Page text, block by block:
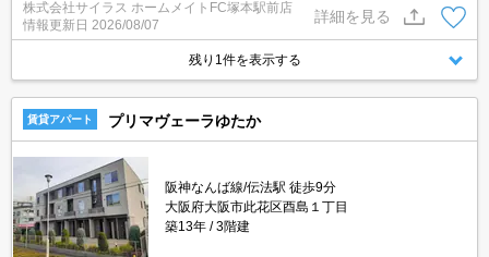
株式会社サイラス ホームメイトFC塚本駅前店
情報更新日 2026/08/07
詳細を見る
残り1件を表示する
賃貸アパート プリマヴェーラゆたか
阪神なんば線/伝法駅 徒歩9分
大阪府大阪市此花区酉島１丁目
築13年
3階建